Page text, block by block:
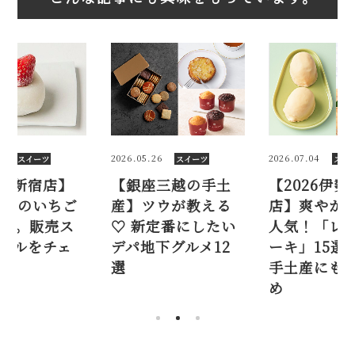
店】
ちご
売ス
チェ
2026.05.26 スイーツ
【銀座三越の手土
産】ツウが教える
♡ 新定番にしたい
デパ地下グルメ12
2026.07.04 スイーツ
【2026伊勢丹新
店】爽やかさが大
人気！「レモンケ
ーキ」15選。夏
手土産にもおすす